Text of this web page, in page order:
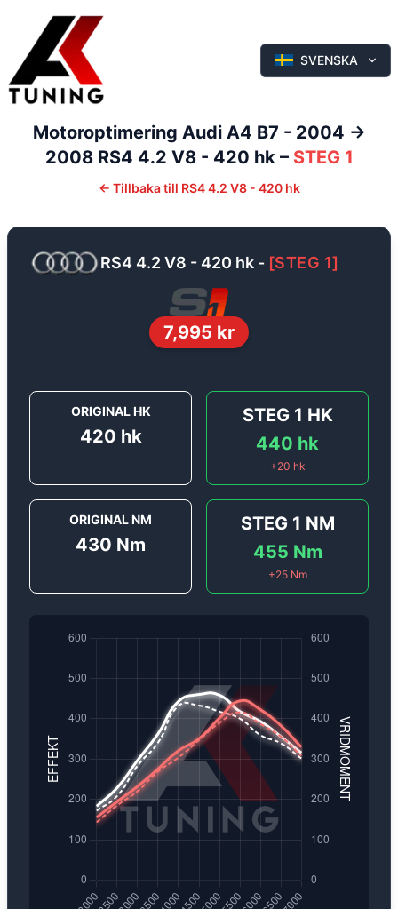
SVENSKA
Motoroptimering Audi A4 B7 - 2004 ->
2008 RS4 4.2 V8 - 420 hk– STEG 1
← Tillbaka till RS4 4.2 V8 - 420 hk
RS4 4.2 V8 - 420 hk - [STEG 1]
7,995 kr
ORIGINAL HK
420 hk
STEG 1 HK
440 hk
+20 hk
ORIGINAL NM
430 Nm
STEG 1 NM
455 Nm
+25Nm